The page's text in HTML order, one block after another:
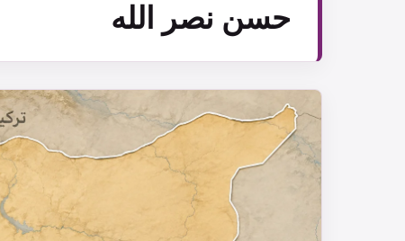
حسن نصر الله